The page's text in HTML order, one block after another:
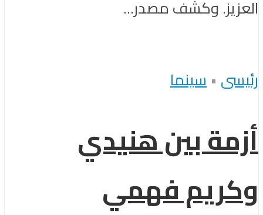
العزيز. وكشف مصدر...
رئيسى •سينما
أزمة بين هنيدي
وكريم فهمي